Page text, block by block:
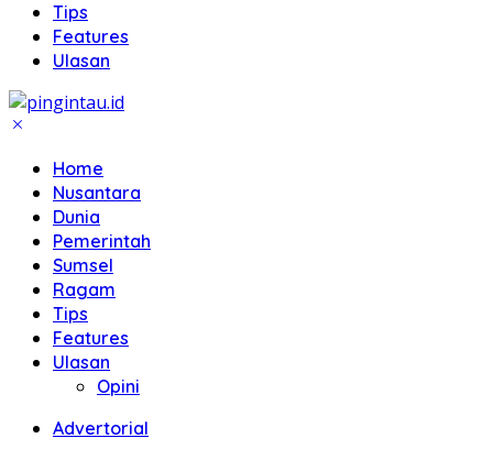
Tips
Features
Ulasan
Home
Nusantara
Dunia
Pemerintah
Sumsel
Ragam
Tips
Features
Ulasan
Opini
Advertorial